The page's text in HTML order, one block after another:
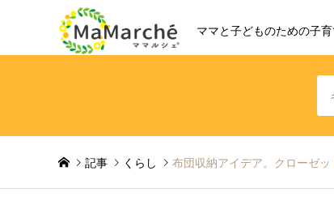
ママと子どものための子
記事 くらし 布団収納アイデア。クローゼ